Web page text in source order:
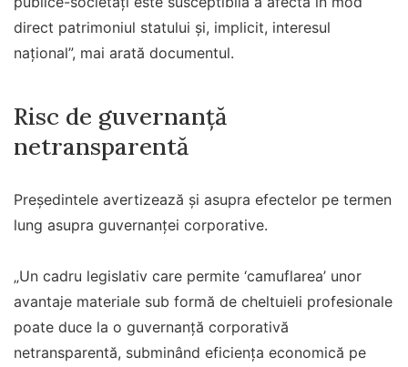
direct patrimoniul statului şi, implicit, interesul
naţional”, mai arată documentul.
Risc de guvernanță
netransparentă
Președintele avertizează și asupra efectelor pe termen
lung asupra guvernanței corporative.
„Un cadru legislativ care permite ‘camuflarea’ unor
avantaje materiale sub formă de cheltuieli profesionale
poate duce la o guvernanţă corporativă
netransparentă, subminând eficienţa economică pe